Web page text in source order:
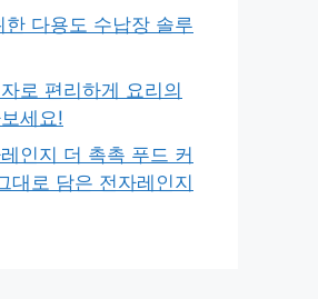
한 다용도 수납장 솔루
로 편리하게 요리의
세요!
인지 더 촉촉 푸드 커
대로 담은 전자레인지